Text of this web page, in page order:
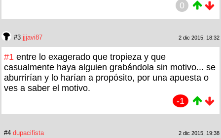
0
#3 jjjavi87 2 dic 2015, 18:32
#1 entre lo exagerado que tropieza y que
casualmente haya alguien grabándola sin motivo... se
aburrirían y lo harían a propósito, por una apuesta o
ves a saber el motivo.
-1
#4 dupacifista 2 dic 2015, 19:38